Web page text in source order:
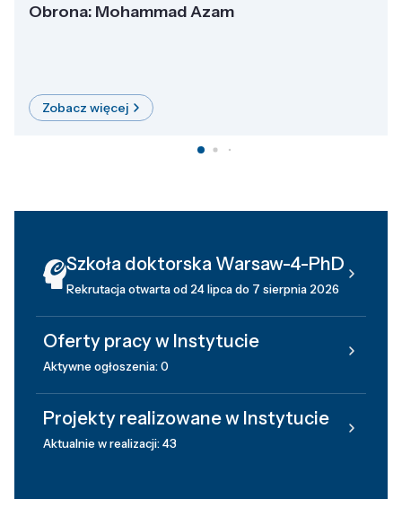
Obrona: Mohammad Azam
Zobacz więcej
Szkoła doktorska Warsaw-4-PhD
Rekrutacja otwarta od 24 lipca do 7 sierpnia 2026
Oferty pracy w Instytucie
Aktywne ogłoszenia: 0
Projekty realizowane w Instytucie
Aktualnie w realizacji: 43